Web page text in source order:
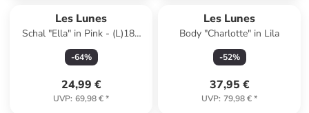
Les Lunes
Schal "Ella" in Pink - (L)180
cm
-64%
24,99 €
UVP: 69,98 €*
Les Lunes
Body "Charlotte" in Lila
-52%
37,95 €
UVP: 79,98 €*